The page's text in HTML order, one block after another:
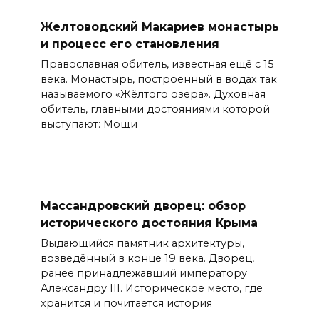
Желтоводский Макариев монастырь
и процесс его становления
Православная обитель, известная ещё с 15
века. Монастырь, построенный в водах так
называемого «Жёлтого озера». Духовная
обитель, главными достояниями которой
выступают: Мощи
Массандровский дворец: обзор
исторического достояния Крыма
Выдающийся памятник архитектуры,
возведённый в конце 19 века. Дворец,
ранее принадлежавший императору
Александру III. Историческое место, где
хранится и почитается история